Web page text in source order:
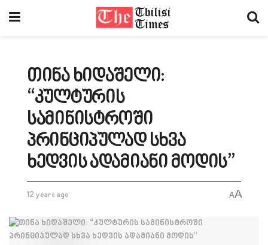
თინა ხიდაშელი:
“კულტურის
სამინისტროში
პრინციპულად სხვა
ხედვის ადამიანი მოდის”
12 years ago AA